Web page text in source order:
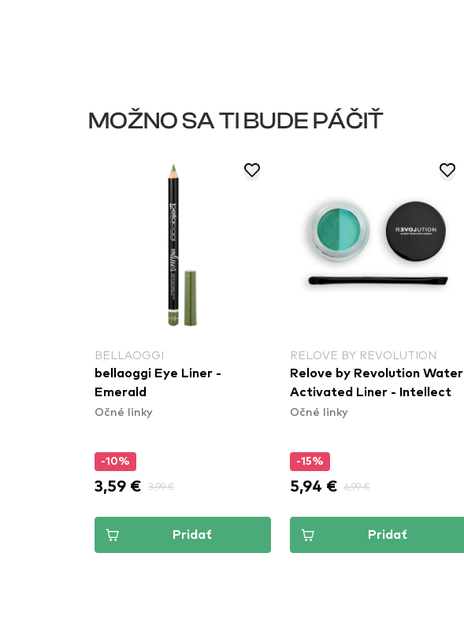
MOŽNO SA TI BUDE PÁČIŤ
BELLAOGGI
bellaoggi Eye Liner -
Emerald
Očné linky
-10%
3,59 € 3,99 €
Pridať
RELOVE BY REVOLUTION
Relove by Revolution Water
Activated Liner - Intellect
Očné linky
-15%
5,94 € 6,99 €
Pridať